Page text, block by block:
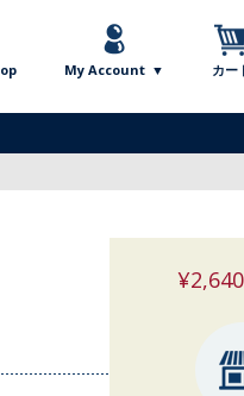
My Account カー
¥2,640